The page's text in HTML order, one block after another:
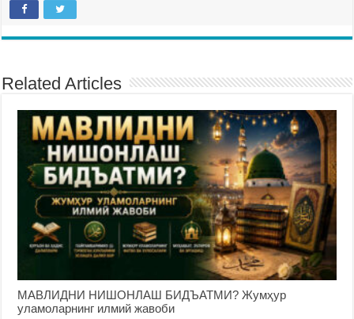
Related Articles
МАВЛИДНИ НИШОНЛАШ БИДЪАТМИ? Жумҳур
уламоларнинг илмий жавоби